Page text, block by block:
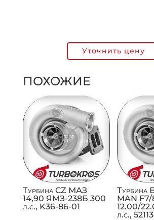
Уточнить цену
ПОХОЖИЕ
Турбина CZ МАЗ
14,90 ЯМЗ-238Б 300
л.с., K36-86-01
Турбина
MAN
12.00/
л.с.,